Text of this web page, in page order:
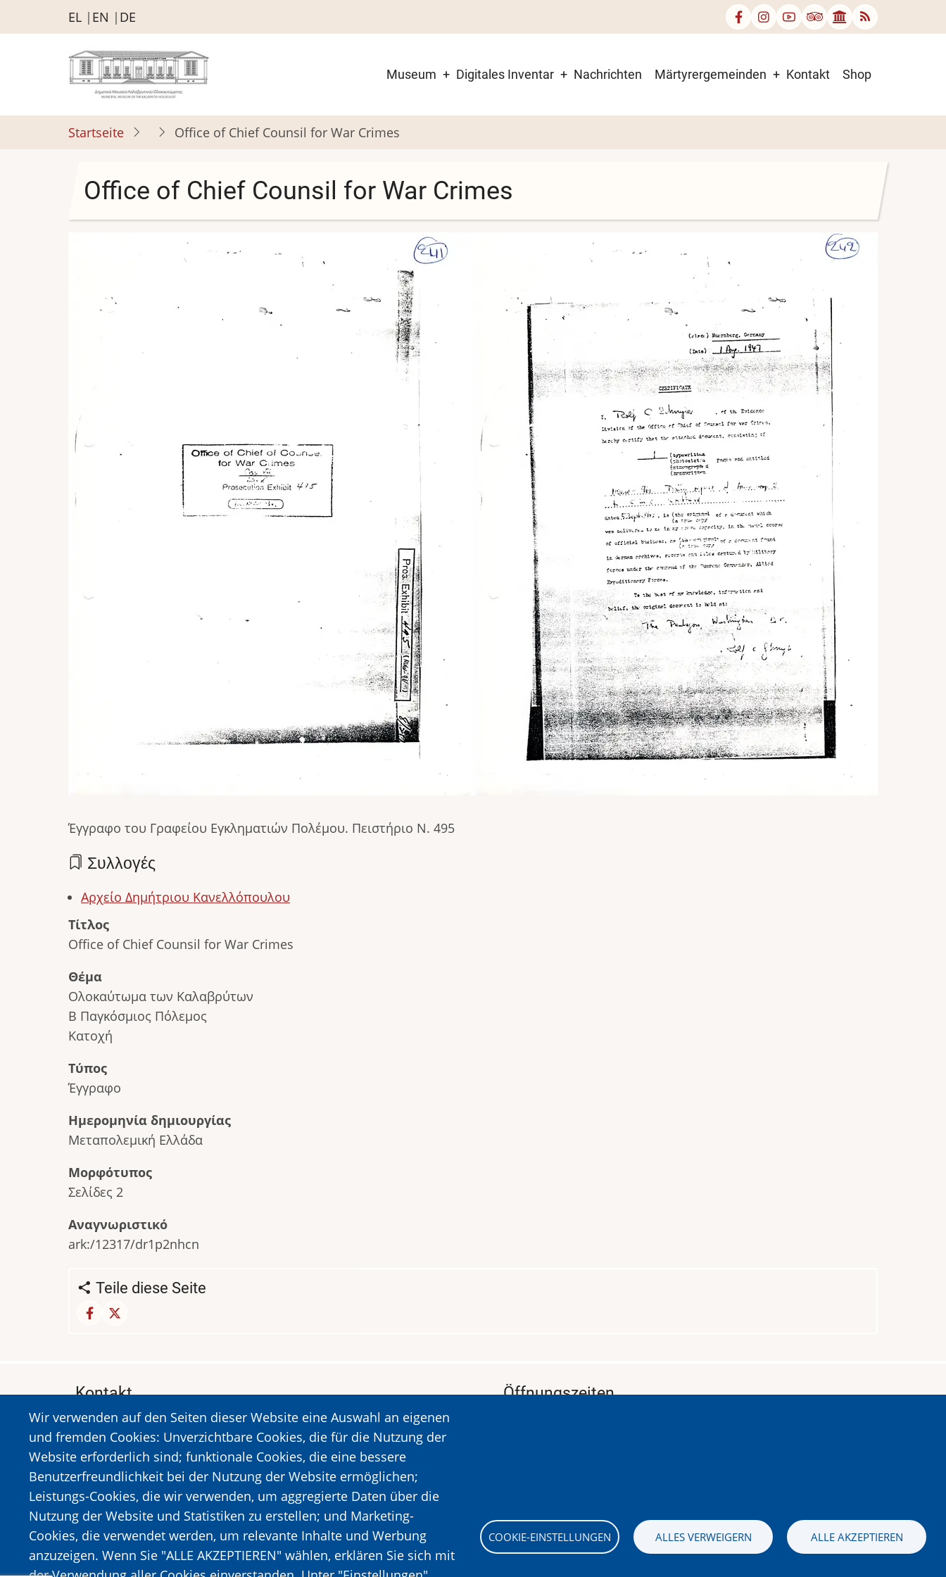
zum
EL EN DE
Museum Digitales Inventar Nachrichten Märtyrergemeinden Kontakt Shop
Startseite Office of Chief Counsil for War Crimes
Office of Chief Counsil for War Crimes
Έγγραφο του Γραφείου Εγκληματιών Πολέμου. Πειστήριο N. 495
Συλλογές
Αρχείο Δημήτριου Κανελλόπουλου
Τίτλος
Office of Chief Counsil for War Crimes
Θέμα
Ολοκαύτωμα των Καλαβρύτων
Β Παγκόσμιος Πόλεμος
Κατοχή
Τύπος
Έγγραφο
Ημερομηνία δημιουργίας
Μεταπολεμική Ελλάδα
Μορφότυπος
Σελίδες 2
Αναγνωριστικό
ark:/12317/dr1p2nhcn
Teile diese Seite
Wir verwenden auf den Seiten dieser Website eine Auswahl an eigenen
und fremden Cookies: Unverzichtbare Cookies, die für die Nutzung der
Website erforderlich sind; funktionale Cookies, die eine bessere
Benutzerfreundlichkeit bei der Nutzung der Website ermöglichen;
Leistungs-Cookies, die wir verwenden, um aggregierte Daten über die
Nutzung der Website und Statistiken zu erstellen; und Marketing-
Cookies, die verwendet werden, um relevante Inhalte und Werbung
anzuzeigen. Wenn Sie "ALLE AKZEPTIEREN" wählen, erklären Sie sich mit
COOKIE-EINSTELLUNGEN ALLES VERWEIGERN ALLE AKZEPTIEREN
Kontakt
MUSEUM DES HOLOCAUSTS DER STADT KALAVRYTA
A. Sigros 1-5, Kalavrita, PLZ 25001
Tel:+302692023646,+302692360220
https://www.dmko.gr || info@dmko.gr
Öffnungszeiten
Bild Bild Bild Bild